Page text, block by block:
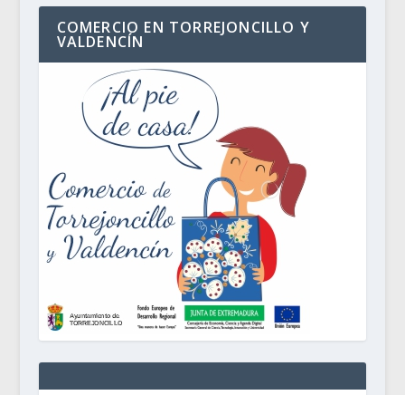
COMERCIO EN TORREJONCILLO Y
VALDENCÍN